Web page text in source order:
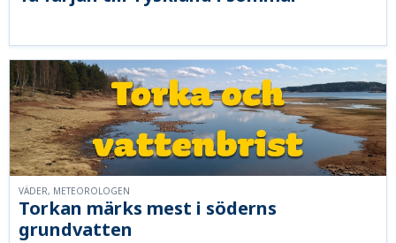
Torkan märks mest i söderns
grundvatten
VÄDER, METEOROLOGEN